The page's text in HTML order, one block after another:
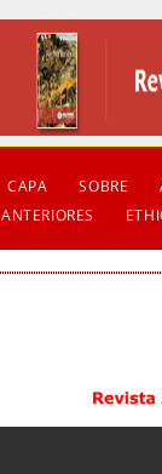
CAPA SOBRE
ANTERIORES